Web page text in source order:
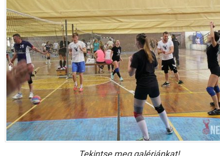
Tekintse meg galériánkat!